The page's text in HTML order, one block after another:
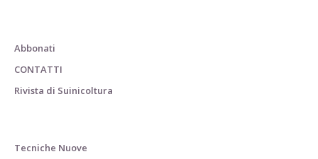
Abbonati
CONTATTI
Rivista di Suinicoltura
Tecniche Nuove